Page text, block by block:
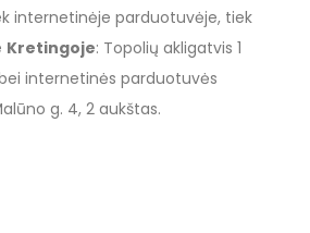
internetinėje parduotuvėje, tiek
Kretingoje: Topolių akligatvis 1
bei internetinės parduotuvės
g. 4, 2 aukštas.